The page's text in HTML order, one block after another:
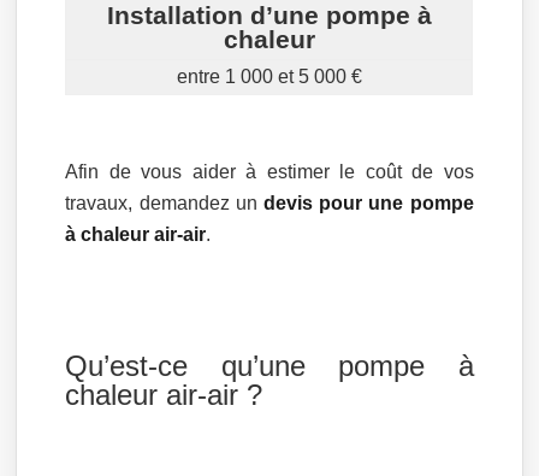
Installation d’une pompe à
chaleur
entre 1 000 et 5 000 €
Afin de vous aider à estimer le coût de vos
travaux, demandez un devis pour une pompe
à chaleur air-air.
Qu’est-ce qu’une pompe à
chaleur air-air ?